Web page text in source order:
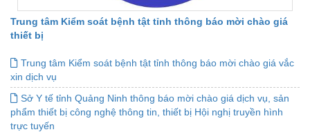
Trung tâm Kiểm soát bệnh tật tỉnh thông báo mời chào giá
thiết bị
Trung tâm Kiểm soát bệnh tật tỉnh thông báo mời chào giá vắc
xin dịch vụ
Sở Y tế tỉnh Quảng Ninh thông báo mời chào giá dịch vụ, sản
phẩm thiết bị công nghệ thông tin, thiết bị Hội nghị truyền hình
trực tuyến